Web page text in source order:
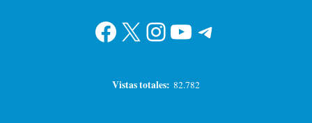
Facebook
X Instagram
YouTube
Telegram
Vistas totales: 82.782